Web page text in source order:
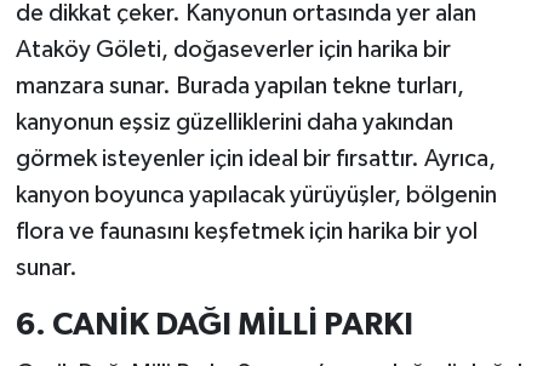
de dikkat çeker. Kanyonun ortasında yer alan
Ataköy Göleti, doğaseverler için harika bir
manzara sunar. Burada yapılan tekne turları,
kanyonun eşsiz güzelliklerini daha yakından
görmek isteyenler için ideal bir fırsattır. Ayrıca,
kanyon boyunca yapılacak yürüyüşler, bölgenin
flora ve faunasını keşfetmek için harika bir yol
sunar.
6. CANİK DAĞI MİLLİ PARKI